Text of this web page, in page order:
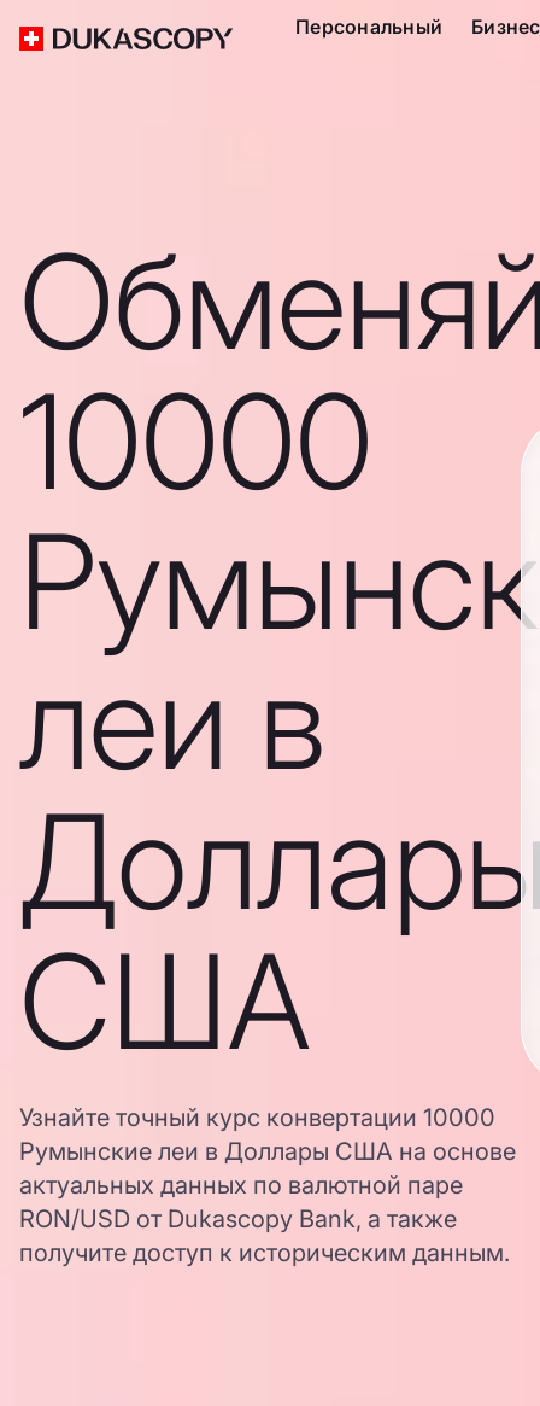
Персональный Бизнес
10000
леи в
США
Узнайте точный курс конвертации 10000
Румынские леи в Доллары США на основе
актуальных данных по валютной паре
RON/USD от Dukascopy Bank, а также
получите доступ к историческим данным.